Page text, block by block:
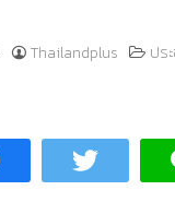
Thailandplus ปร